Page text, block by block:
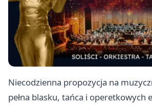
Niecodzienna propozycja na
pełna blasku, tańca i operetkowych